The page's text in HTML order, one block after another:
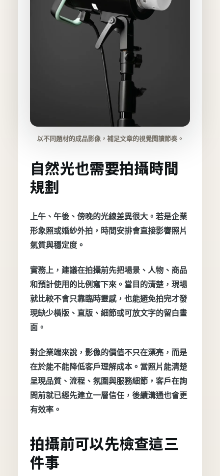
以不同題材的成品影像，補足文章的視覺閱讀節奏。
自然光也需要拍攝時間
規劃
上午、午後、傍晚的光線差異很大。若是企業
形象照或婚紗外拍，時間安排會直接影響照片
氣質與穩定度。
實務上，建議在拍攝前先把場景、人物、商品
和預計使用的比例寫下來。當目的清楚，現場
就比較不會只靠臨時靈感，也能避免拍完才發
現缺少橫版、直版、細節或可放文字的留白畫
面。
對企業端來說，影像的價值不只在漂亮，而是
在於能不能降低客戶理解成本。當照片能清楚
呈現品質、流程、氛圍與服務細節，客戶在詢
問前就已經先建立一層信任，後續溝通也會更
有效率。
拍攝前可以先檢查這三
件事